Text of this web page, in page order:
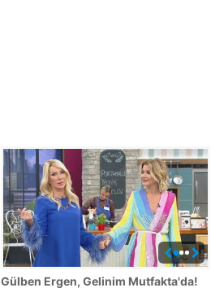
Gülben Ergen, Gelinim Mutfakta'da!